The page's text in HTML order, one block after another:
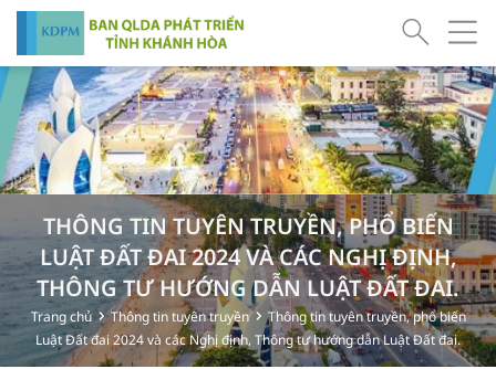
THÔNG TIN TUYÊN TRUYỀN, PHỔ BIẾN
LUẬT ĐẤT ĐAI 2024 VÀ CÁC NGHỊ ĐỊNH,
THÔNG TƯ HƯỚNG DẪN LUẬT ĐẤT ĐAI.
Trang chủ Thông tin tuyên truyền
Thông tin tuyên truyền, phổ biến
Luật Đất đai 2024 và các Nghị định, Thông tư hướng dẫn Luật Đất đai.